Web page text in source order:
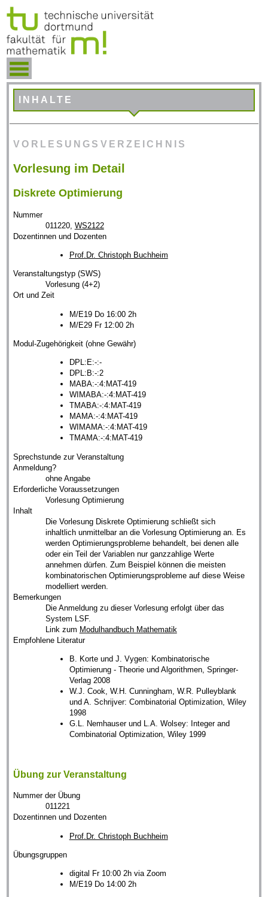
INHALTE
VORLESUNGSVERZEICHNIS
Vorlesung im Detail
Diskrete Optimierung
Nummer
011220, WS2122
Dozentinnen und Dozenten
Prof.Dr. Christoph Buchheim
Veranstaltungstyp (SWS)
Vorlesung (4+2)
Ort und Zeit
M/E19 Do 16:00 2h
M/E29 Fr 12:00 2h
Modul-Zugehörigkeit (ohne Gewähr)
DPL:E:-:-
DPL:B:-:2
MABA:-:4:MAT-419
WIMABA:-:4:MAT-419
TMABA:-:4:MAT-419
MAMA:-:4:MAT-419
WIMAMA:-:4:MAT-419
TMAMA:-:4:MAT-419
Sprechstunde zur Veranstaltung
Anmeldung?
ohne Angabe
Erforderliche Voraussetzungen
Vorlesung Optimierung
Inhalt
Die Vorlesung Diskrete Optimierung schließt sich
inhaltlich unmittelbar an die Vorlesung Optimierung an. Es
werden Optimierungsprobleme behandelt, bei denen alle
oder ein Teil der Variablen nur ganzzahlige Werte
annehmen dürfen. Zum Beispiel können die meisten
kombinatorischen Optimierungsprobleme auf diese Weise
modelliert werden.
Bemerkungen
Die Anmeldung zu dieser Vorlesung erfolgt über das
System LSF.
Link zum Modulhandbuch Mathematik
Empfohlene Literatur
B. Korte und J. Vygen: Kombinatorische
Optimierung - Theorie und Algorithmen, Springer-
Verlag 2008
W.J. Cook, W.H. Cunningham, W.R. Pulleyblank
und A. Schrijver: Combinatorial Optimization, Wiley
1998
G.L. Nemhauser und L.A. Wolsey: Integer and
Combinatorial Optimization, Wiley 1999
Übung zur Veranstaltung
Nummer der Übung
011221
Dozentinnen und Dozenten
Prof.Dr. Christoph Buchheim
Übungsgruppen
digital Fr 10:00 2h via Zoom
M/E19 Do 14:00 2h